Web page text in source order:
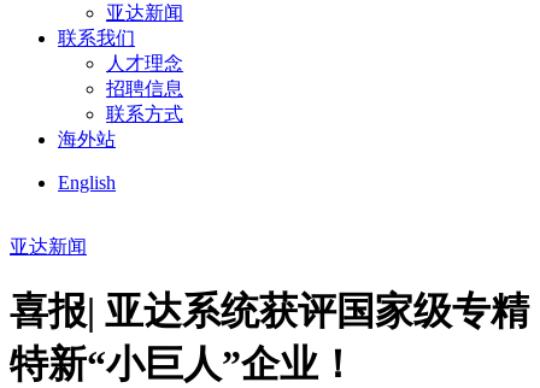
亚达新闻
联系我们
人才理念
招聘信息
联系方式
海外站
English
亚达新闻
喜报| 亚达系统获评国家级专精
特新“小巨人”企业！